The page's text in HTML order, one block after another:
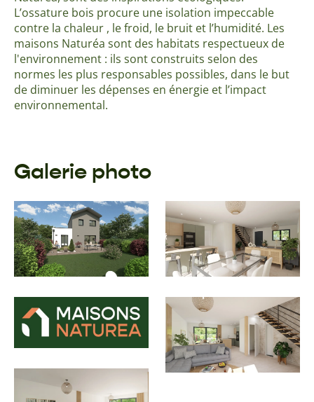
L’ossature bois procure une isolation impeccable
contre la chaleur , le froid, le bruit et l’humidité. Les
maisons Naturéa sont des habitats respectueux de
l'environnement : ils sont construits selon des
normes les plus responsables possibles, dans le but
de diminuer les dépenses en énergie et l’impact
environnemental.
Galerie photo